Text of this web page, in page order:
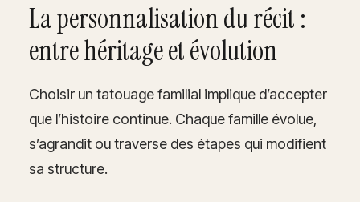
La personnalisation du récit :
entre héritage et évolution
Choisir un tatouage familial implique d’accepter
que l’histoire continue. Chaque famille évolue,
s’agrandit ou traverse des étapes qui modifient
sa structure.